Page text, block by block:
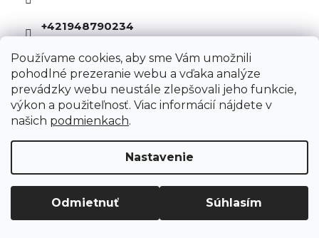
Používame cookies, aby sme Vám umožnili
pohodlné prezeranie webu a vďaka analýze
prevádzky webu neustále zlepšovali jeho funkcie,
výkon a použiteľnosť. Viac informácií nájdete v
našich podmienkach.
Nastavenie
Odmietnuť Súhlasím
r
v
k
y
v
p
i
u
e
+421948790234
Informácie pre Vás
O nás